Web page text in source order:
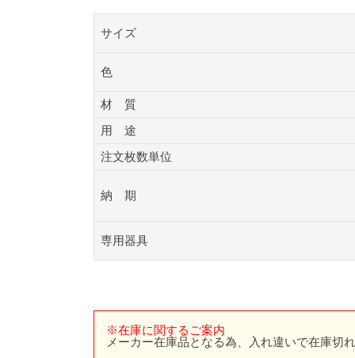
サイズ
色
材 質
用 途
注文枚数単位
納 期
専用器具
※在庫に関するご案内
メーカー在庫品となる為、入れ違いで在庫切